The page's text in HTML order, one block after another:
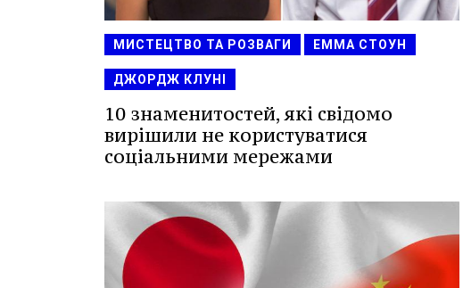
МИСТЕЦТВО ТА РОЗВАГИ ЕММА СТОУН
ДЖОРДЖ КЛУНІ
10 знаменитостей, які свідомо
вирішили не користуватися
соціальними мережами